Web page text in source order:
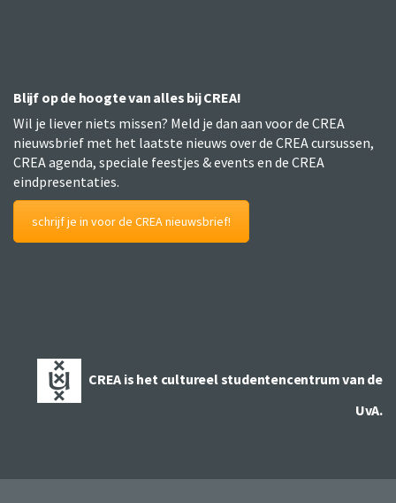
Blijf op de hoogte van alles bij CREA!
Wil je liever niets missen? Meld je dan aan voor de CREA
nieuwsbrief met het laatste nieuws over de CREA cursussen,
CREA agenda, speciale feestjes & events en de CREA
eindpresentaties.
schrijf je in voor de CREA nieuwsbrief!
CREA is het cultureel studentencentrum van de
UvA.